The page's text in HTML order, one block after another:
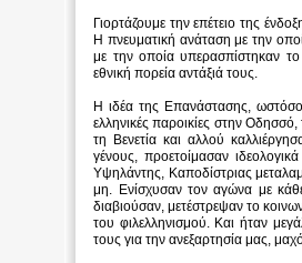
Γιορτάζουμε την επέτειο της
Η πνευματική ανάταση με την
με την οποία υπερασπίστηκαν το
εθνική πορεία αντάξιά τους.
Η ιδέα της Επανάστασης,
ελληνικές παροικίες στην Οδησσό,
τη Βενετία και αλλού
γένους, προετοίμασαν
Υψηλάντης, Καποδίστριας
μη. Ενίσχυσαν τον αγώνα με
διαβιούσαν, μετέστρεψαν το
του φιλελληνισμού. Και ήταν
τους για την ανεξαρτησία μας,